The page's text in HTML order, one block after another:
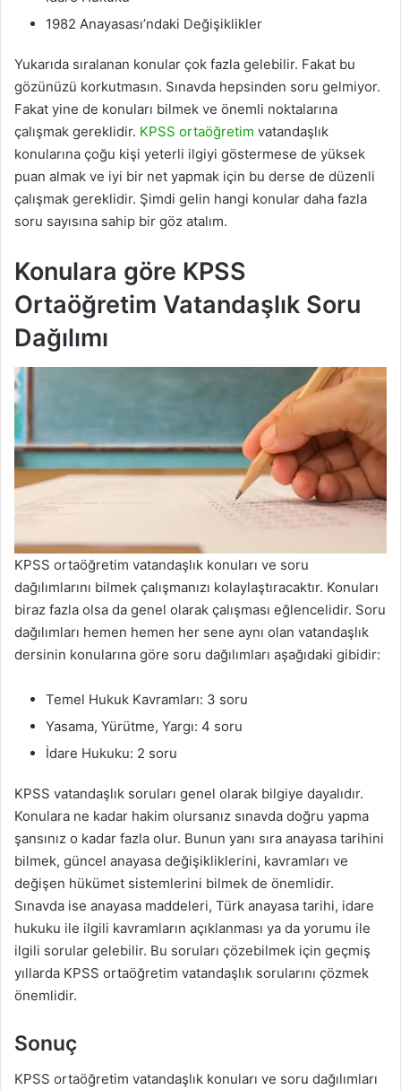
1982 Anayasası’ndaki Değişiklikler
Yukarıda sıralanan konular çok fazla gelebilir. Fakat bu
gözünüzü korkutmasın. Sınavda hepsinden soru gelmiyor.
Fakat yine de konuları bilmek ve önemli noktalarına
çalışmak gereklidir. KPSS ortaöğretim vatandaşlık
konularına çoğu kişi yeterli ilgiyi göstermese de yüksek
puan almak ve iyi bir net yapmak için bu derse de düzenli
çalışmak gereklidir. Şimdi gelin hangi konular daha fazla
soru sayısına sahip bir göz atalım.
Konulara göre KPSS
Ortaöğretim Vatandaşlık Soru
Dağılımı
KPSS ortaöğretim vatandaşlık konuları ve soru
dağılımlarını bilmek çalışmanızı kolaylaştıracaktır. Konuları
biraz fazla olsa da genel olarak çalışması eğlencelidir. Soru
dağılımları hemen hemen her sene aynı olan vatandaşlık
dersinin konularına göre soru dağılımları aşağıdaki gibidir:
Temel Hukuk Kavramları: 3 soru
Yasama, Yürütme, Yargı: 4 soru
İdare Hukuku: 2 soru
KPSS vatandaşlık soruları genel olarak bilgiye dayalıdır.
Konulara ne kadar hakim olursanız sınavda doğru yapma
şansınız o kadar fazla olur. Bunun yanı sıra anayasa tarihini
bilmek, güncel anayasa değişikliklerini, kavramları ve
değişen hükümet sistemlerini bilmek de önemlidir.
Sınavda ise anayasa maddeleri, Türk anayasa tarihi, idare
hukuku ile ilgili kavramların açıklanması ya da yorumu ile
ilgili sorular gelebilir. Bu soruları çözebilmek için geçmiş
yıllarda KPSS ortaöğretim vatandaşlık sorularını çözmek
önemlidir.
Sonuç
KPSS ortaöğretim vatandaşlık konuları ve soru dağılımları